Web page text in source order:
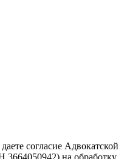
согласие Адвокатской
на обработку